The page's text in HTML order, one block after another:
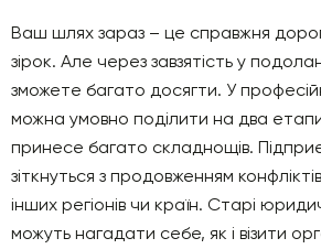
Ваш шлях зараз – це справжня
зірок. Але через завзятість у
зможете багато досягти. У
можна умовно поділити на два
принесе багато складнощів.
зіткнуться з продовженням
інших регіонів чи країн. Старі
можуть нагадати себе, як і візити